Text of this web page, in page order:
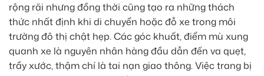
rộng rãi nhưng đồng thời cũng tạo ra những thách
thức nhất định khi di chuyển hoặc đỗ xe trong môi
trường đô thị chật hẹp. Các góc khuất, điểm mù xung
quanh xe là nguyên nhân hàng đầu dẫn đến va quẹt,
trầy xước, thậm chí là tai nạn giao thông. Việc trang bị